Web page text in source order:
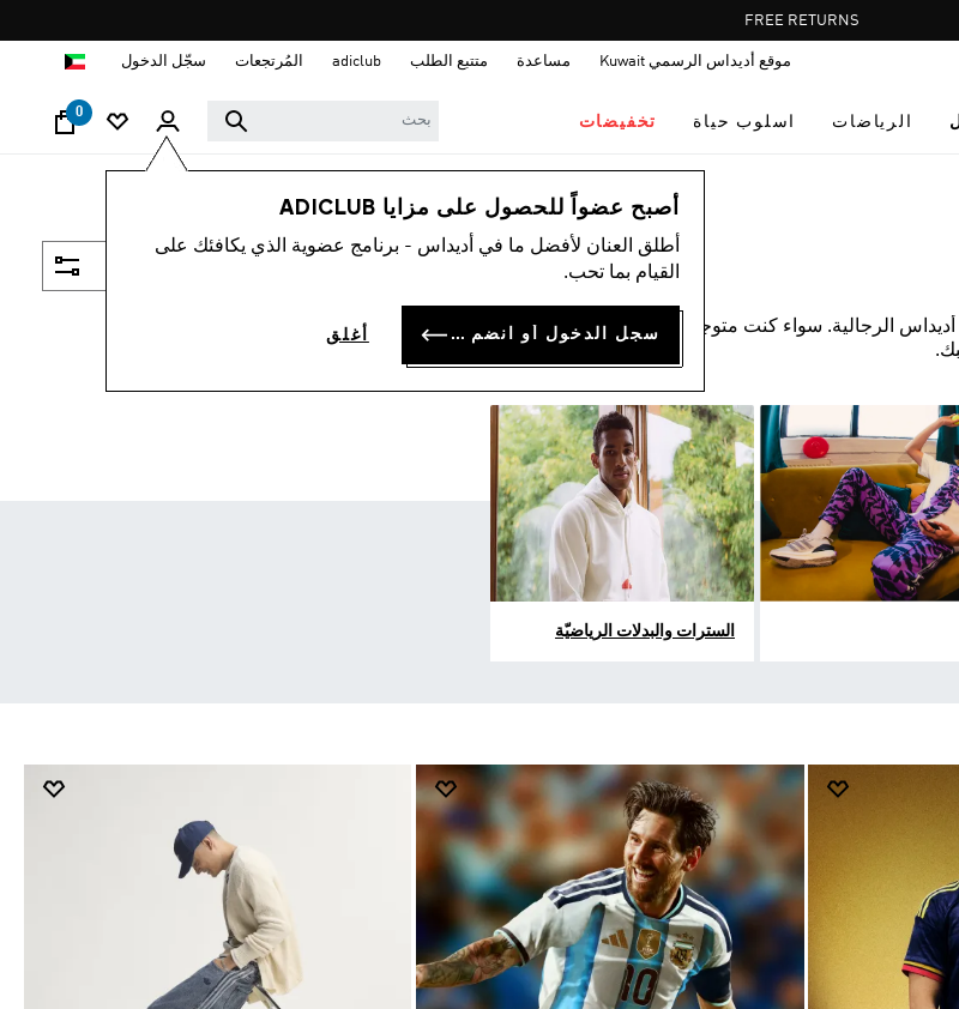
Pause
promotion
FREE RETURNS
موقع أديداس الرسمي Kuwait مساعدة متتبع الطلب adiclub المُرتجعات سجّل الدخول
الرياضات اسلوب حياة تخفيضات
0
أصبح عضواً للحصول على مزايا ADICLUB
أطلق العنان لأفضل ما في أديداس - برنامج عضوية الذي يكافئك على
القيام بما تحب.
سجل الدخول أو انضم الآن أغلق
الرجالية. سواء كنت متوجهًا إلى صالة
السترات والبدلات الرياضيّة